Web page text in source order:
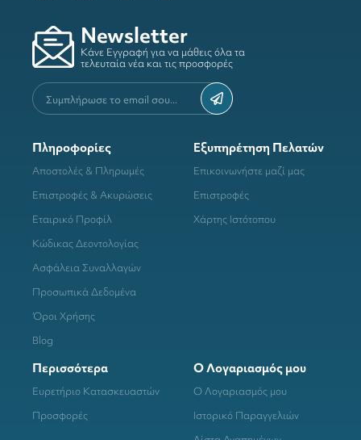
Newsletter
Κάνε Εγγραφή για να μάθεις όλα τα
τελευταία νέα και τις προσφορές
Πληροφορίες
Αποστολές & Πληρωμές
Επιστροφές & Ακυρώσεις
Εταιρικό Προφίλ
Κώδικας Δεοντολογίας
Ασφάλεια Συναλλαγών
Προσωπικά Δεδομένα
Όροι Χρήσης
Blog
Εξυπηρέτηση Πελατών
Επικοινωνήστε μαζί μας
Επιστροφές
Χάρτης Ιστότοπου
Περισσότερα
Ευρετήριο Κατασκευαστών
Προσφορές
Ο Λογαριασμός μου
Ο Λογαριασμός μου
Ιστορικό Παραγγελιών